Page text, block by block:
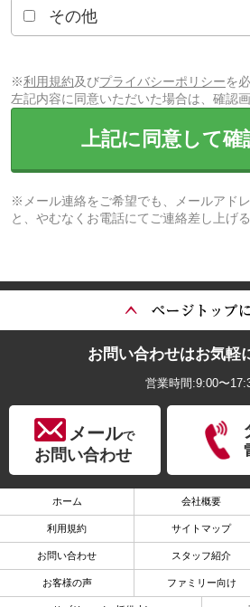
その他
※利用規約及びプライバシーポリシーを
左記内容に同意いただいた場合は、確認
上記に同意して確
※メール連絡をご希望でも、メールアド
と、やむなくお電話にてご連絡差し上げ
お問い合わせはお気軽
営業時間:9:00〜
メールで
お問い合わせ
ホーム 会社概要
利用規約 サイトマップ
お問い合わせ スタッフ紹介
お客様の声 ファミリー向け